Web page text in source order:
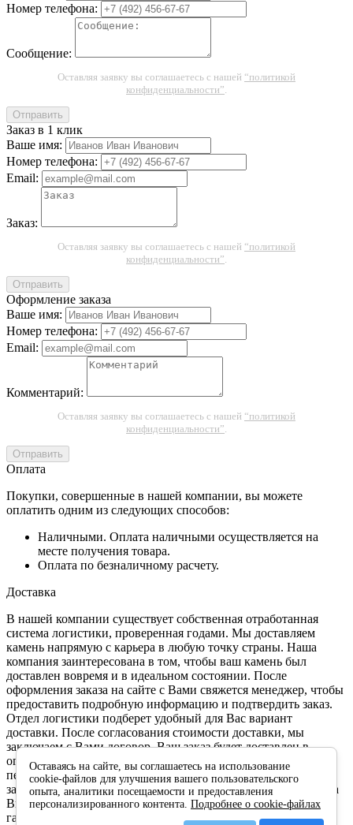
Оставаясь на сайте, вы соглашаетесь на использование
cookie-файлов для улучшения вашего пользовательского
опыта, аналитики посещаемости и предоставления
персонализированного контента. Подробнее о cookie-файлах
Номер телефона:
Сообщение:
Оставляя заявку вы соглашаетесь с нашей “политикой
конфиденциальности”.
Отправить
Заказ в 1 клик
Ваше имя:
Номер телефона:
Email:
Заказ:
Оставляя заявку вы соглашаетесь с нашей “политикой
конфиденциальности”.
Отправить
Оформление заказа
Ваше имя:
Номер телефона:
Email:
Комментарий:
Оставляя заявку вы соглашаетесь с нашей “политикой
конфиденциальности”.
Отправить
Оплата
Покупки, совершенные в нашей компании, вы можете
оплатить одним из следующих способов:
Наличными. Оплата наличными осуществляется на
месте получения товара.
Оплата по безналичному расчету.
Доставка
В нашей компании существует собственная отработанная
система логистики, проверенная годами. Мы доставляем
камень напрямую с карьера в любую точку страны. Наша
компания заинтересована в том, чтобы ваш камень был
доставлен вовремя и в идеальном состоянии. После
оформления заказа на сайте с Вами свяжется менеджер, чтобы
предоставить подробную информацию и подтвердить заказ.
Отдел логистики подберет удобный для Вас вариант
доставки. После согласования стоимости доставки, мы
заключаем с Вами договор. Ваш заказ будет доставлен в
оговоренный срок и в отличном состоянии. Камень
перевозится в специальной упаковке, укладкой в которую
занимаются обученные для этого люди. Перед оплатой заказа
Вы проверяете и осматриваете доставленный товар. Мы
гарантируем высокое качество обслуживания, минимальные